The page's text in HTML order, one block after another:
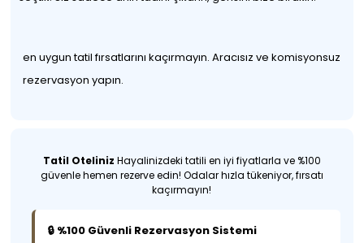
en uygun tatil fırsatlarını kaçırmayın. Aracısız ve komisyonsuz
rezervasyon yapın.
Tatil Oteliniz Hayalinizdeki tatili en iyi fiyatlarla ve %100
güvenle hemen rezerve edin! Odalar hızla tükeniyor, fırsatı
kaçırmayın!
🔒 %100 Güvenli Rezervasyon Sistemi